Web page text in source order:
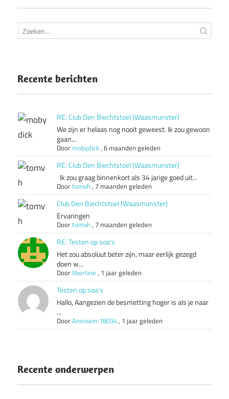
Recente berichten
RE: Club Den Biechtstoel (Waasmunster)
We zijn er helaas nog nooit geweest. Ik zou gewoon
gaan...
Door mobydick, 6 maanden geleden
RE: Club Den Biechtstoel (Waasmunster)
Ik zou graag binnenkort als 34 jarige goed uit...
Doortomvh , 7 maanden geleden
Club Den Biechtstoel (Waasmunster)
Ervaringen
Doortomvh , 7 maanden geleden
RE: Testen op soa's
Het zou absoluut beter zijn, maar eerlijk gezegd
doen w...
Door libertine , 1 jaar geleden
Testen op soa's
Hallo, Aangezien de besmetting hoger is als je naar
...
DoorAnoniem 18034, 1 jaar geleden
Recente onderwerpen